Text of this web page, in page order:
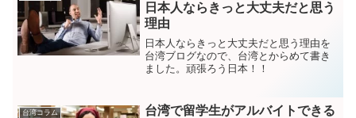
日本人ならきっと大丈夫だと思う
理由
日本人ならきっと大丈夫だと思う理由を
台湾ブログなので、台湾とからめて書き
ました。頑張ろう日本！！
台湾コラム
台湾で留学生がアルバイトできる